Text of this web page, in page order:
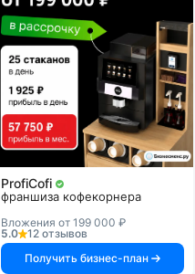
ProfiCofi
франшиза кофекорнера
Вложения от 199 000 ₽
5.0
12 отзывов
Получить бизнес-план